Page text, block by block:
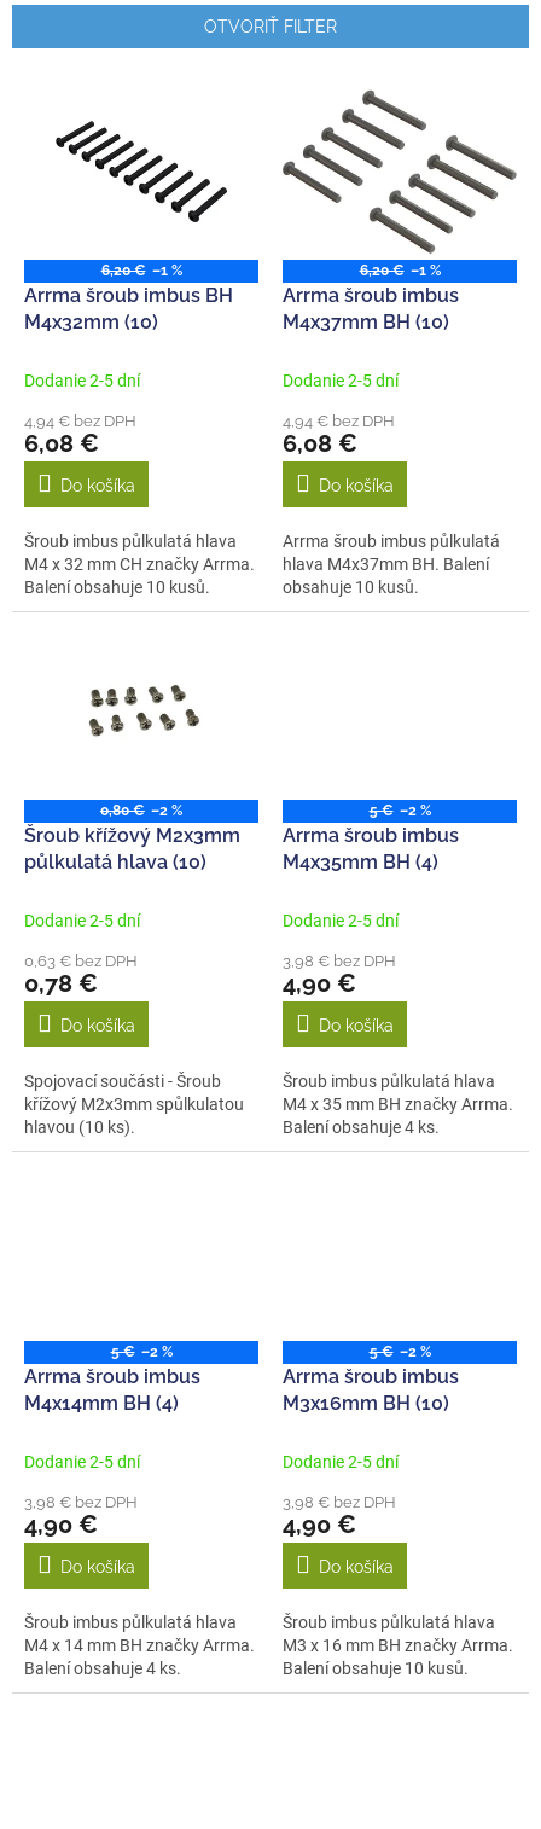
i
o
OTVORIŤ FILTER
d
6,20 € –1 %
Arrma šroub imbus BH
M4x32mm (10)
Dodanie 2-5 dní
4,94 € bez DPH
6,08 €
Do košíka
Šroub imbus půlkulatá hlava
M4 x 32 mm CH značky Arrma.
Balení obsahuje 10 kusů.
6,20 € –1 %
Arrma šroub imbus
M4x37mm BH (10)
Dodanie 2-5 dní
4,94 € bez DPH
6,08 €
Do košíka
Arrma šroub imbus půlkulatá
hlava M4x37mm BH. Balení
obsahuje 10 kusů.
0,80 € –2 %
Šroub křížový M2x3mm
půlkulatá hlava (10)
Dodanie 2-5 dní
0,63 € bez DPH
0,78 €
Do košíka
Spojovací součásti - Šroub
křížový M2x3mm spůlkulatou
hlavou (10 ks).
5 € –2 %
Arrma šroub imbus
M4x35mm BH (4)
Dodanie 2-5 dní
3,98 € bez DPH
4,90 €
Do košíka
Šroub imbus půlkulatá hlava
M4 x 35 mm BH značky Arrma.
Balení obsahuje 4 ks.
5 € –2 %
Arrma šroub imbus
M4x14mm BH (4)
Dodanie 2-5 dní
3,98 € bez DPH
4,90 €
Do košíka
Šroub imbus půlkulatá hlava
M4 x 14 mm BH značky Arrma.
Balení obsahuje 4 ks.
5 € –2 %
Arrma šroub imbus
M3x16mm BH (10)
Dodanie 2-5 dní
3,98 € bez DPH
4,90 €
Do košíka
Šroub imbus půlkulatá hlava
M3 x 16 mm BH značky Arrma.
Balení obsahuje 10 kusů.